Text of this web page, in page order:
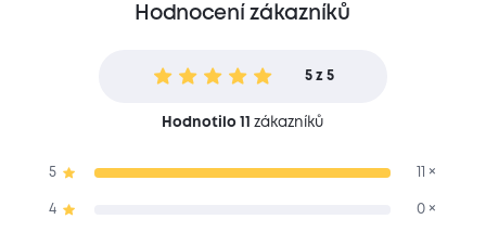
Hodnocení zákazníků
5 z 5
Hodnotilo 11 zákazníků
5 11 ×
4 0 ×